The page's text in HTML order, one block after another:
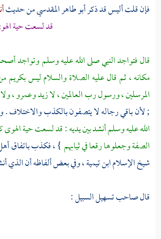
فإن قلت أليس قد ذكرأبو طاهر المقدسيمن حديث
قد لسعت حية
قال فتواجد النبي صلى الله عليه وسلم وتواجد
مكانه ، ثم قال عليه الصلاة والسلام ليس بكريم
المرسلين ، ورسول رب العالمين ، لازيدوعمرو،
; لأن باقي رجاله لا يتصفون بالكذب والاختلاف .
الله عليه وسلم أنشد بين يديه : قد لسعت حية
الصفة وجعلوها رقعا في ثيابهم} ، فكذب باتفاق
شيخ الإسلام ابن تيمية، وفي بعض ألفاظه أن الذي
قال صاحب تسهيل السبيل :